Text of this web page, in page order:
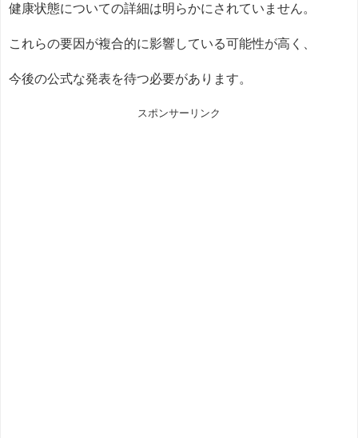
健康状態についての詳細は明らかにされていません。
これらの要因が複合的に影響している可能性が高く、
今後の公式な発表を待つ必要があります。
スポンサーリンク